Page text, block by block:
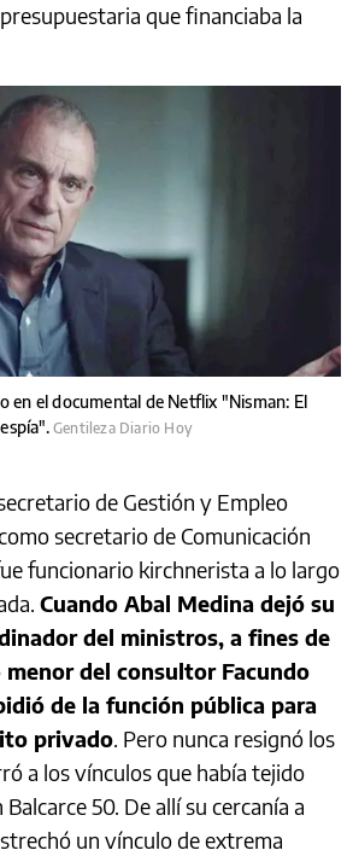
que financiaba la
en el documental de Netflix "Nisman: El
Gentileza Diario Hoy
de Gestión y Empleo
secretario de Comunicación
funcionario kirchnerista a lo largo
Cuando Abal Medina dejó su
del ministros, a fines de
menor del consultor Facundo
de la función pública para
privado. Pero nunca resignó los
a los vínculos que había tejido
50. De allí su cercanía a
un vínculo de extrema